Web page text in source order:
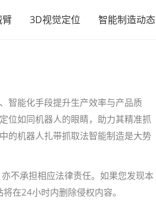
臂 3D视觉定位 智能制造动态
智能化手段提升生产效率与产品质
位如同机器人的眼睛，助力其精准抓
的机器人扎带抓取法智能制造是大势
不承担相应法律责任。如果您发现本
在24小时内删除侵权内容。